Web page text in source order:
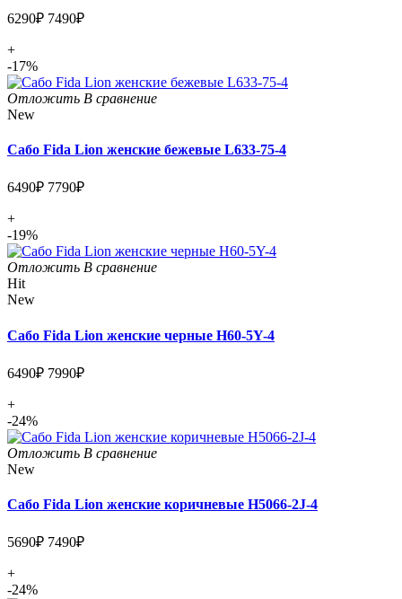
6290₽ 7490₽
+
-17%
Отложить В сравнение
New
Сабо Fida Lion женские бежевые L633-75-4
6490₽ 7790₽
+
-19%
Отложить В сравнение
Hit
New
Сабо Fida Lion женские черные H60-5Y-4
6490₽ 7990₽
+
-24%
Отложить В сравнение
New
Сабо Fida Lion женские коричневые H5066-2J-4
5690₽ 7490₽
+
-24%